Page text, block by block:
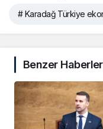
# Karadağ Türkiye
Benzer Haberler